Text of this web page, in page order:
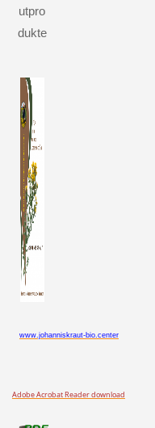
utpro
dukte
www.johanniskraut-bio.center
Adobe Acrobat Reader download